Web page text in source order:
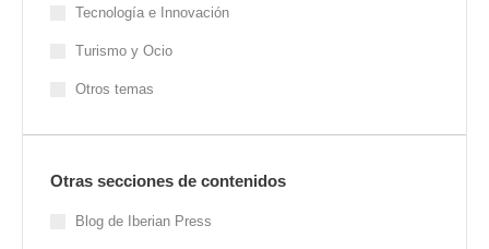
Tecnología e Innovación
Turismo y Ocio
Otros temas
Otras secciones de contenidos
Blog de Iberian Press